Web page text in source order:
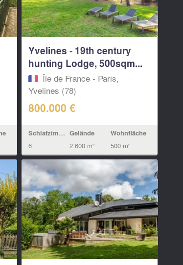
Yvelines - 19th century
hunting Lodge, 500sqm...
Île de France - Paris,
Yvelines (78)
800.000 €
Schlafzimmern
6
Gelände
2.600 m²
Wohnfläche
500 m²